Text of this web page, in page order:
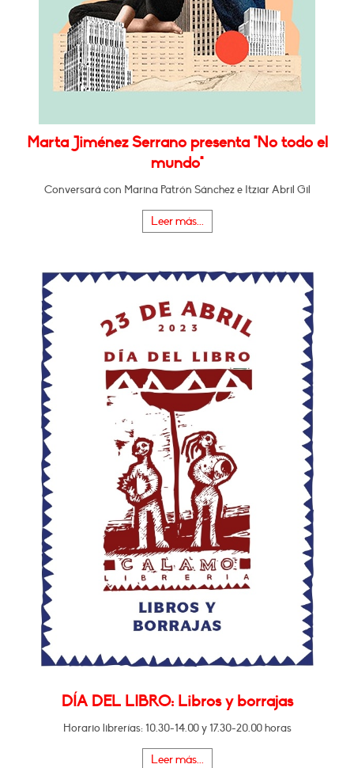
Marta Jiménez Serrano presenta "No todo el
mundo"
Conversará con Marina Patrón Sánchez e Itziar Abril Gil
Leer más...
DÍA DEL LIBRO: Libros y borrajas
Horario librerías: 10.30-14.00 y 17.30-20.00 horas
Leer más...